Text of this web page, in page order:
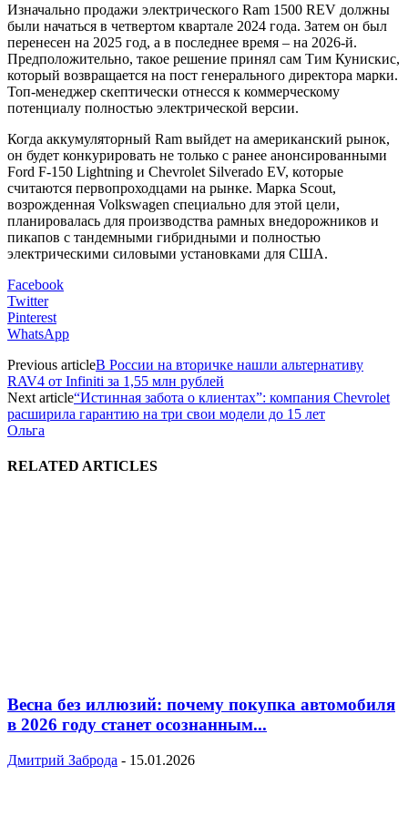
Изначально продажи электрического Ram 1500 REV должны
были начаться в четвертом квартале 2024 года. Затем он был
перенесен на 2025 год, а в последнее время – на 2026-й.
Предположительно, такое решение принял сам Тим Кунискис,
который возвращается на пост генерального директора марки.
Топ-менеджер скептически отнесся к коммерческому
потенциалу полностью электрической версии.
Когда аккумуляторный Ram выйдет на американский рынок,
он будет конкурировать не только с ранее анонсированными
Ford F-150 Lightning и Chevrolet Silverado EV, которые
считаются первопроходцами на рынке. Марка Scout,
возрожденная Volkswagen специально для этой цели,
планировалась для производства рамных внедорожников и
пикапов с тандемными гибридными и полностью
электрическими силовыми установками для США.
Facebook
Twitter
Pinterest
WhatsApp
Previous articleВ России на вторичке нашли альтернативу
RAV4 от Infiniti за 1,55 млн рублей
Next article“Истинная забота о клиентах”: компания Chevrolet
расширила гарантию на три свои модели до 15 лет
Ольга
RELATED ARTICLES
Весна без иллюзий: почему покупка автомобиля
в 2026 году станет осознанным...
Дмитрий Заброда - 15.01.2026